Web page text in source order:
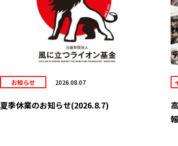
お知らせ 2026.08.07
夏季休業のお知らせ(2026.8.7)